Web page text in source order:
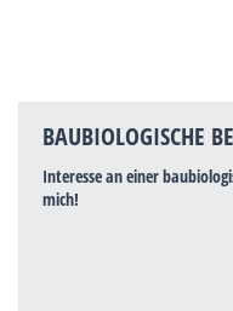
BAUBIOLOGISCHE
Interesse an einer
mich!